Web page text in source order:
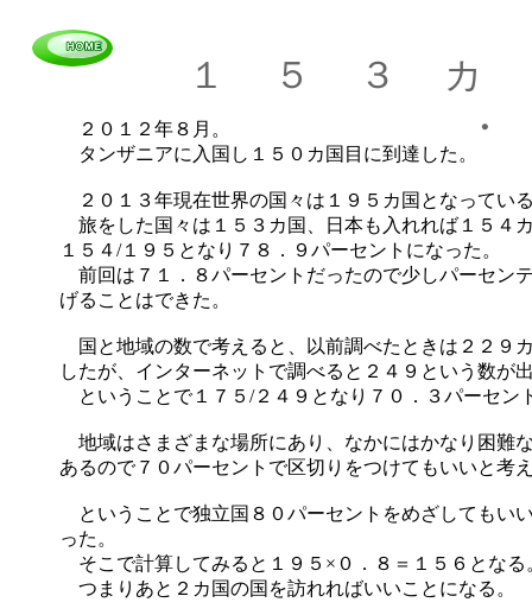
１ ５ ３ カ
・
２０１２年８月。
タンザニアに入国し１５０カ国目に到達した。
２０１３年現在世界の国々は１９５カ国となってい
旅をした国々は１５３カ国、日本も入れれば１５４
１５４/１９５となり７８．９パーセントになった。
前回は７１．８パーセントだったので少しパーセン
げることはできた。
国と地域の数で考えると、以前調べたときは２２９
したが、インターネットで調べると２４９という数が
ということで１７５/２４９となり７０．３パーセン
地域はさまざまな場所にあり、なかにはかなり困難
あるので７０パーセントで区切りをつけてもいいと考
ということで独立国８０パーセントをめざしてもい
った。
そこで計算してみると１９５×０．８＝１５６となる
つまりあと２カ国の国を訪れればいいことになる。